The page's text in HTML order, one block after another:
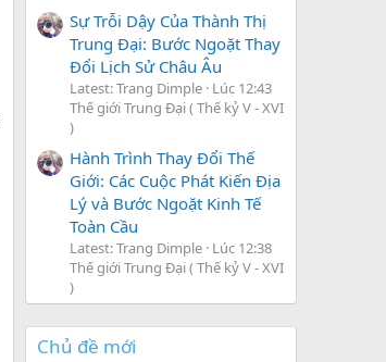
Sự Trỗi Dậy Của Thành Thị
Trung Đại: Bước Ngoặt Thay
Đổi Lịch Sử Châu Âu
Latest: Trang Dimple Lúc 12:43
Thế giới Trung Đại ( Thế kỷ V - XVI
)
Hành Trình Thay Đổi Thế
Giới: Các Cuộc Phát Kiến Địa
Lý và Bước Ngoặt Kinh Tế
Toàn Cầu
Latest: Trang Dimple Lúc 12:38
Thế giới Trung Đại ( Thế kỷ V - XVI
)
Chủ đề mới